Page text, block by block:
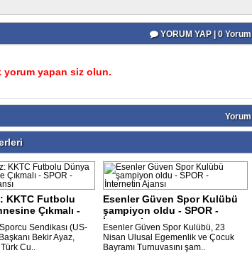
YORUM YAP | 0 Yorum
yorum yapan siz olun.
Yorum
KKTC Futbolu
Çıkmalı -
Sendikası (US-
Bekir Ayaz,
Türk Cu..
Esenler Güven Spor Kulübü
şampiyon oldu - SPOR -
İnternetin ..
Esenler Güven Spor Kulübü, 23
Nisan Ulusal Egemenlik ve Çocuk
Bayramı Turnuvasını şam..